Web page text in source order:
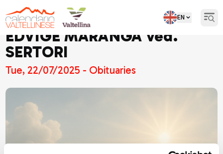
EN
EDVIGE MARANGA ved.
SERTORI
Tue, 22/07/2025 - Obituaries